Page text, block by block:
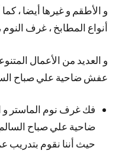
و الأطقم و غيرها أيضا ،
أنواع المطابخ ، غرف
و العديد من الأعمال
عفش ضاحية علي صباح
فك غرف نوم الماستر و
ضاحية علي صباح السالم
حيث أننا نقوم بتدريب